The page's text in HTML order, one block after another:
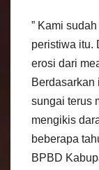
” Kami
peristiwa itu.
erosi dari
Berdasarkan
sungai terus
mengikis
beberapa
BPBD